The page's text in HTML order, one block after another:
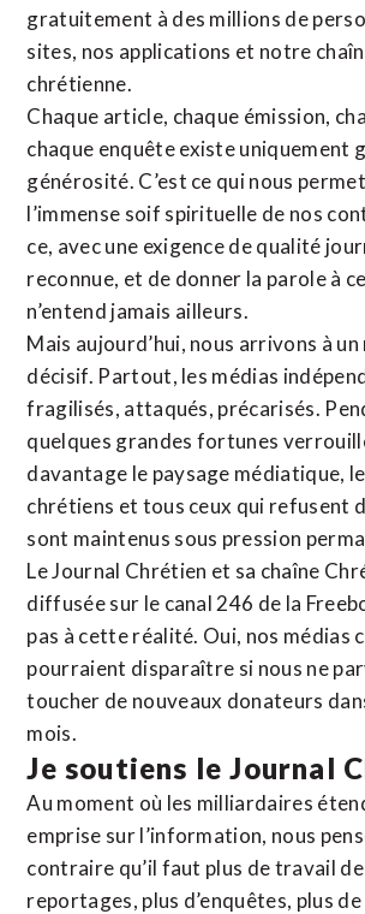
gratuitement à des millions de
sites, nos applications et notre
chrétienne.
Chaque article, chaque émission,
chaque enquête existe uniquement
générosité. C’est ce qui nous
l’immense soif spirituelle de nos
ce, avec une exigence de qualité
reconnue, et de donner la parole à
n’entend jamais ailleurs.
Mais aujourd’hui, nous arrivons à
décisif. Partout, les médias
fragilisés, attaqués, précarisés.
quelques grandes fortunes
davantage le paysage médiatique,
chrétiens et tous ceux qui refusent
sont maintenus sous pression
Le Journal Chrétien et sa chaîne
diffusée sur le canal 246 de la
pas à cette réalité. Oui, nos médias
pourraient disparaître si nous ne
toucher de nouveaux donateurs
mois.
Je soutiens le Journal
Au moment où les milliardaires
emprise sur l’information, nous
contraire qu’il faut plus de travail
reportages, plus d’enquêtes, plus